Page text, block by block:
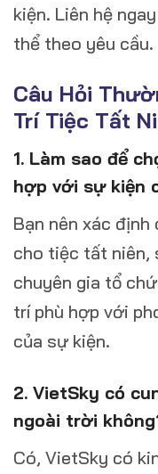
kiện. Liên hệ
thể theo yêu cầu.
Câu Hỏi
Trí Tiệc Tất
1. Làm sao để
hợp với sự kiện
Bạn nên xác
cho tiệc tất niên,
chuyên gia tổ
trí phù hợp với
của sự kiện.
2. VietSky có
ngoài trời
Có, VietSky có